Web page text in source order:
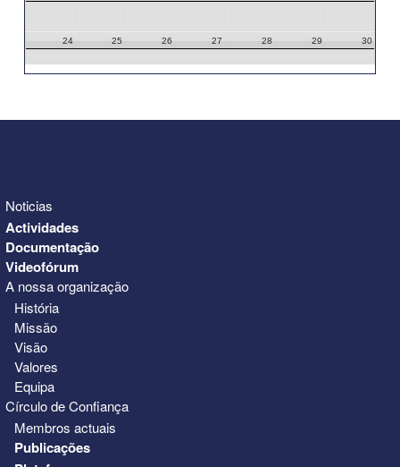
24 25 26 27 28 29 30
Noticias
Actividades
Documentação
Videofórum
A nossa organização
História
Missão
Visão
Valores
Equipa
Círculo de Confiança
Membros actuais
Publicações